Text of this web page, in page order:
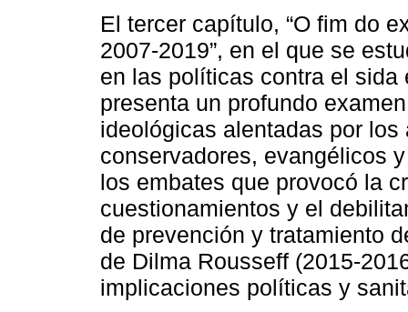
El tercer capítulo, “O fim do
2007-2019”, en el que se
en las políticas contra el
presenta un profundo
ideológicas alentadas por
conservadores, evangélicos
los embates que provocó la
cuestionamientos y el
de prevención y tratamiento
de Dilma Rousseff (2015-
implicaciones políticas y